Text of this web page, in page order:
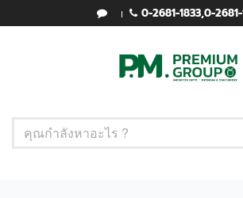
0-2681-1833,0-